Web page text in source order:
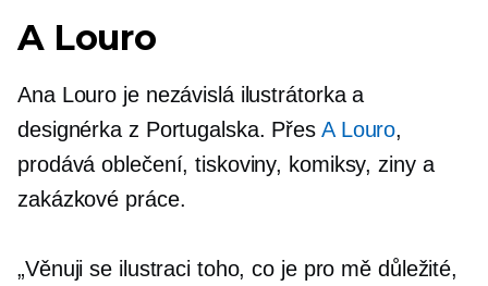
A Louro
Ana Louro je nezávislá ilustrátorka a
designérka z Portugalska. Přes A Louro,
prodává oblečení, tiskoviny, komiksy, ziny a
zakázkové práce.
„Věnuji se ilustraci toho, co je pro mě důležité,